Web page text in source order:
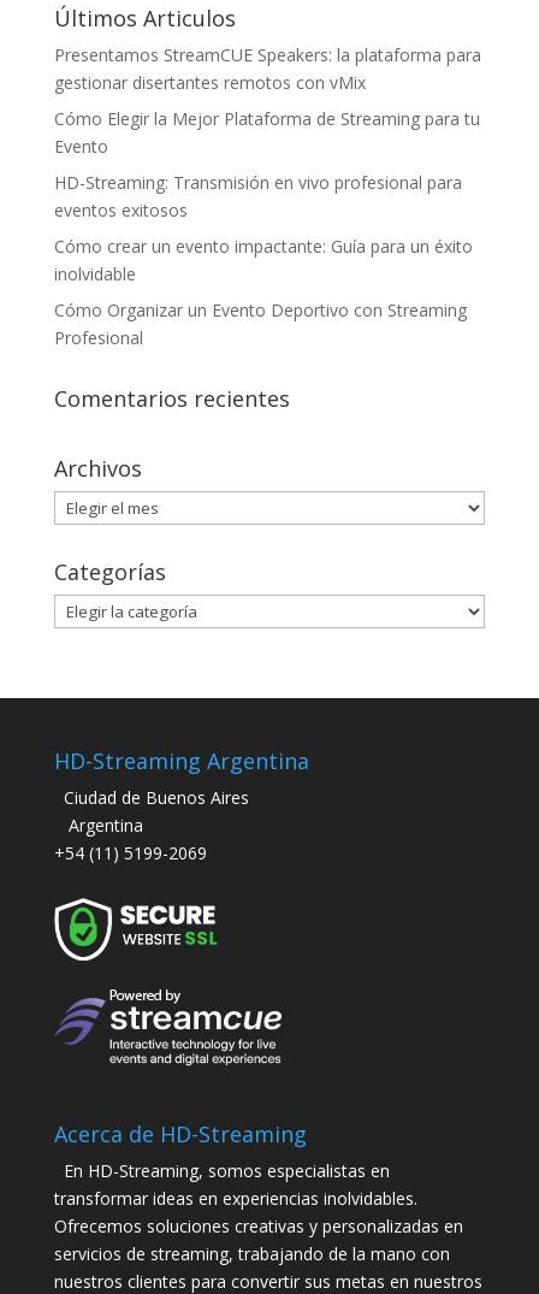
Últimos Articulos
Presentamos StreamCUE Speakers: la plataforma para
gestionar disertantes remotos con vMix
Cómo Elegir la Mejor Plataforma de Streaming para tu
Evento
HD-Streaming: Transmisión en vivo profesional para
eventos exitosos
Cómo crear un evento impactante: Guía para un éxito
inolvidable
Cómo Organizar un Evento Deportivo con Streaming
Profesional
Comentarios recientes
Archivos
Archivos
Categorías
Categorías
HD-Streaming Argentina
Ciudad de Buenos Aires
Argentina
+54 (11) 5199-2069
Acerca de HD-Streaming
En HD-Streaming, somos especialistas en
transformar ideas en experiencias inolvidables.
Ofrecemos soluciones creativas y personalizadas en
servicios de streaming, trabajando de la mano con
nuestros clientes para convertir sus metas en nuestros